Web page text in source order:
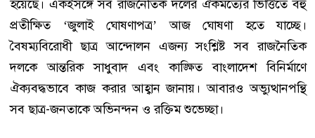
হয়েছে। একইসঙ্গে সব রাজনৈতিক দলের ঐকমত্যের ভিত্তিতে বহু
প্রতীক্ষিত ‘জুলাই ঘোষণাপত্র’ আজ ঘোষণা হতে যাচ্ছে।
বৈষম্যবিরোধী ছাত্র আন্দোলন এজন্য সংশ্লিষ্ট সব রাজনৈতিক
দলকে আন্তরিক সাধুবাদ এবং কাঙ্ক্ষিত বাংলাদেশ বিনির্মাণে
ঐক্যবদ্ধভাবে কাজ করার আহ্বান জানায়। আবারও অভ্যুত্থানপন্থি
সব ছাত্র-জনতাকে অভিনন্দন ও রক্তিম শুভেচ্ছা।